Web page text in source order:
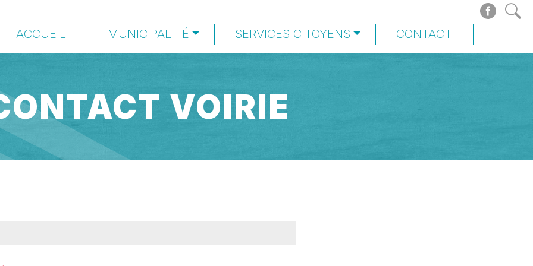
ACCUEIL MUNICIPALITÉ SERVICES CITOYENS CONTACT
VOIRIE